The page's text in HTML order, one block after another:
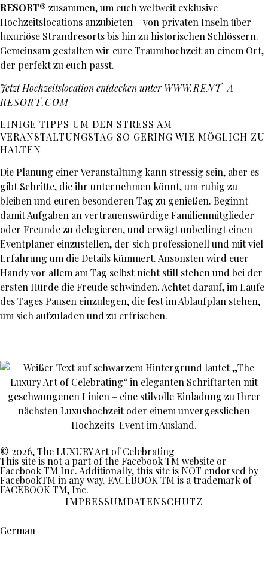
RESORT® zusammen, um euch weltweit exklusive
Hochzeitslocations anzubieten – von privaten Inseln über
luxuriöse Strandresorts bis hin zu historischen Schlössern.
Gemeinsam gestalten wir eure Traumhochzeit an einem Ort,
der perfekt zu euch passt.
Jetzt Hochzeitslocation entdecken unter WWW.RENT-A-
RESORT.COM
EINIGE TIPPS UM DEN STRESS AM
VERANSTALTUNGSTAG SO GERING WIE MÖGLICH ZU
HALTEN
Die Planung einer Veranstaltung kann stressig sein, aber es
gibt Schritte, die ihr unternehmen könnt, um ruhig zu
bleiben und euren besonderen Tag zu genießen. Beginnt
damit Aufgaben an vertrauenswürdige Familienmitglieder
oder Freunde zu delegieren, und erwägt unbedingt einen
Eventplaner einzustellen, der sich professionell und mit viel
Erfahrung um die Details kümmert. Ansonsten wird euer
Handy vor allem am Tag selbst nicht still stehen und bei der
ersten Hürde die Freude schwinden. Achtet darauf, im Laufe
des Tages Pausen einzulegen, die fest im Ablaufplan stehen,
um sich aufzuladen und zu erfrischen.
© 2026, The LUXURY Art of Celebrating
This site is not a part of the Facebook TM website or
Facebook TM Inc. Additionally, this site is NOT endorsed by
FacebookTM in any way. FACEBOOK TM is a trademark of
FACEBOOK TM, Inc.
IMPRESSUMDATENSCHUTZ
German